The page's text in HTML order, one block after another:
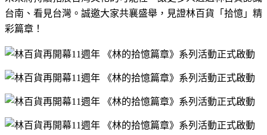
台南、看見台灣。誠邀大家共襄盛舉，見證林百貨「拾憶」精
彩篇章！